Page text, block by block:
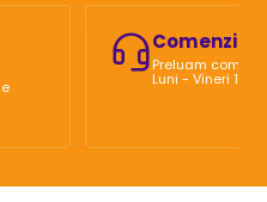
Comenzi
Preluam
Luni - Vineri